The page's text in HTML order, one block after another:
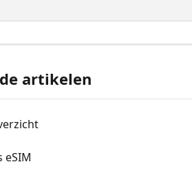
artikelen
eSIM